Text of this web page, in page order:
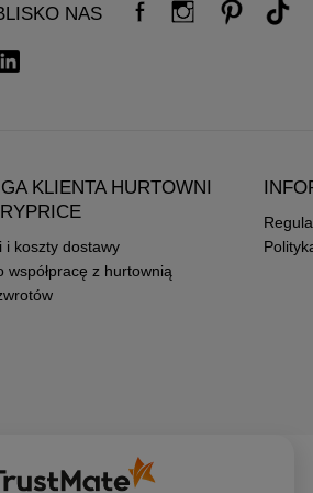
NAS
KLIENTA HURTOWNI
i koszty dostawy
współpracę z hurtownią